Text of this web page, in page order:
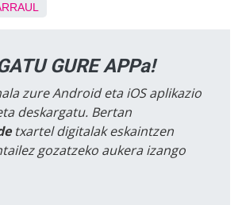
GURE APPa!
zure Android eta iOS aplikazio
deskargatu. Bertan
txartel digitalak eskaintzen
gozatzeko aukera izango